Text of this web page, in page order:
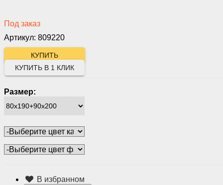
Под заказ
Артикул: 809220
Размер:
КУПИТЬ В 1 КЛИК
В избранном